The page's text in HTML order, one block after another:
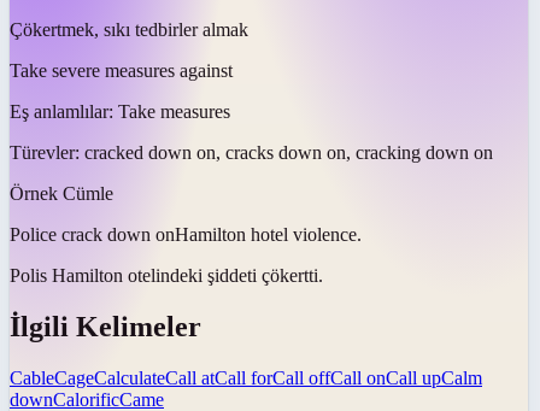
Çökertmek, sıkı tedbirler almak
Take severe measures against
Eş anlamlılar: Take measures
Türevler: cracked down on, cracks down on, cracking down on
Örnek Cümle
Police crack down onHamilton hotel violence.
Polis Hamilton otelindeki şiddeti çökertti.
İlgili Kelimeler
CableCageCalculateCall atCall forCall offCall onCall upCalm
downCalorificCame